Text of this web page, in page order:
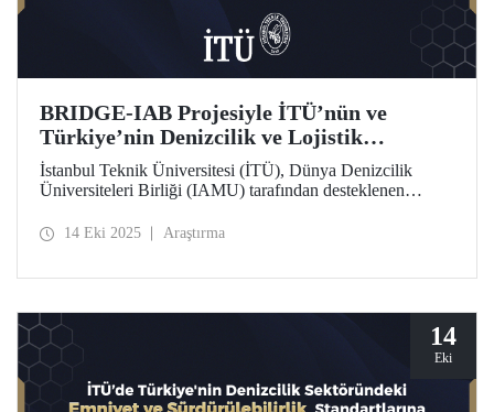
BRIDGE-IAB Projesiyle İTÜ’nün ve
Türkiye’nin Denizcilik ve Lojistik
Vizyonuna Güçlü Katkı
İstanbul Teknik Üniversitesi (İTÜ), Dünya Denizcilik
Üniversiteleri Birliği (IAMU) tarafından desteklenen
Global Excellence via Industrial Advisory Board
yürütülüyor.
14 Eki 2025 Araştırma
14
Eki